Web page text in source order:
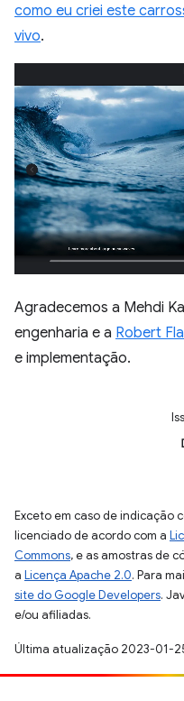
como eu criei este
vivo.
Agradecemos a Mehdi
engenharia e a Robert
e implementação.
Exceto em caso de indicação
licenciado de acordo com a
Commons, e as amostras de
a Licença Apache 2.0. Para
site do Google Developers.
e/ou afiliadas.
Última atualização 2023-01-